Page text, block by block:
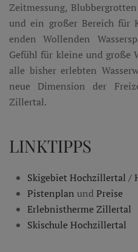
Zeitmessung,
und ein großer Bereich für
enden Wollenden
Gefühl für kleine und große
alle bisher erlebten
neue Dimension der
Zillertal.
LINKTIPPS
Skigebiet Hochzillertal /
Pistenplan und Preise
Erlebnistherme Zillertal
Skischule Hochzillertal